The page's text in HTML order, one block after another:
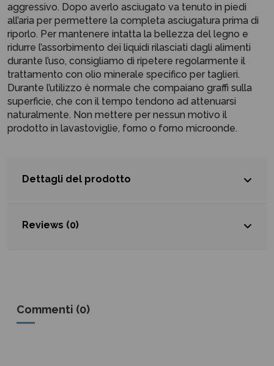
aggressivo. Dopo averlo asciugato va tenuto in piedi
all’aria per permettere la completa asciugatura prima di
riporlo. Per mantenere intatta la bellezza del legno e
ridurre l’assorbimento dei liquidi rilasciati dagli alimenti
durante l’uso, consigliamo di ripetere regolarmente il
trattamento con olio minerale specifico per taglieri.
Durante l’utilizzo è normale che compaiano graffi sulla
superficie, che con il tempo tendono ad attenuarsi
naturalmente. Non mettere per nessun motivo il
prodotto in lavastoviglie, forno o forno microonde.
Dettagli del prodotto
Reviews (0)
Commenti (0)